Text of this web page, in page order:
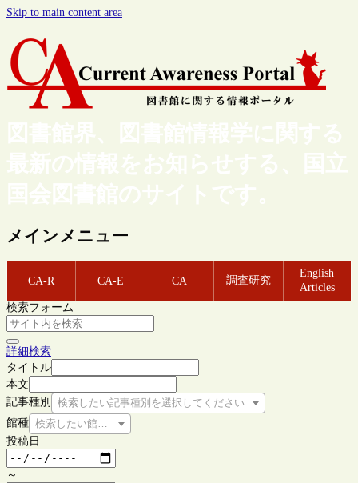
Skip to main content area
図書館界、図書館情報学に関する
最新の情報をお知らせする、国立
国会図書館のサイトです。
メインメニュー
CA-R CA-E CA 調査研究
English
Articles
検索フォーム
詳細検索
タイトル
本文
記事種別
検索したい記事種別を選択してください
館種 検索したい館種を選択してください
投稿日
～